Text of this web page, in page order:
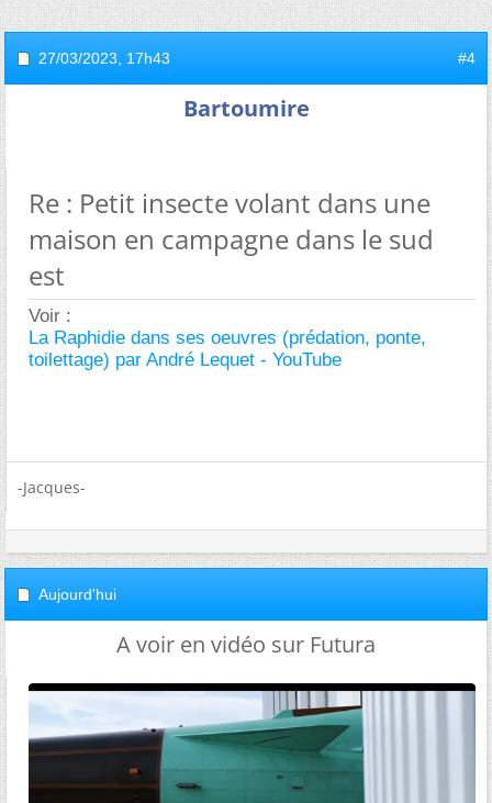
27/03/2023, 17h43 #4
Bartoumire
Re : Petit insecte volant dans une
maison en campagne dans le sud
est
Voir :
La Raphidie dans ses oeuvres (prédation, ponte,
toilettage) par André Lequet - YouTube
-Jacques-
Aujourd'hui
A voir en vidéo sur Futura